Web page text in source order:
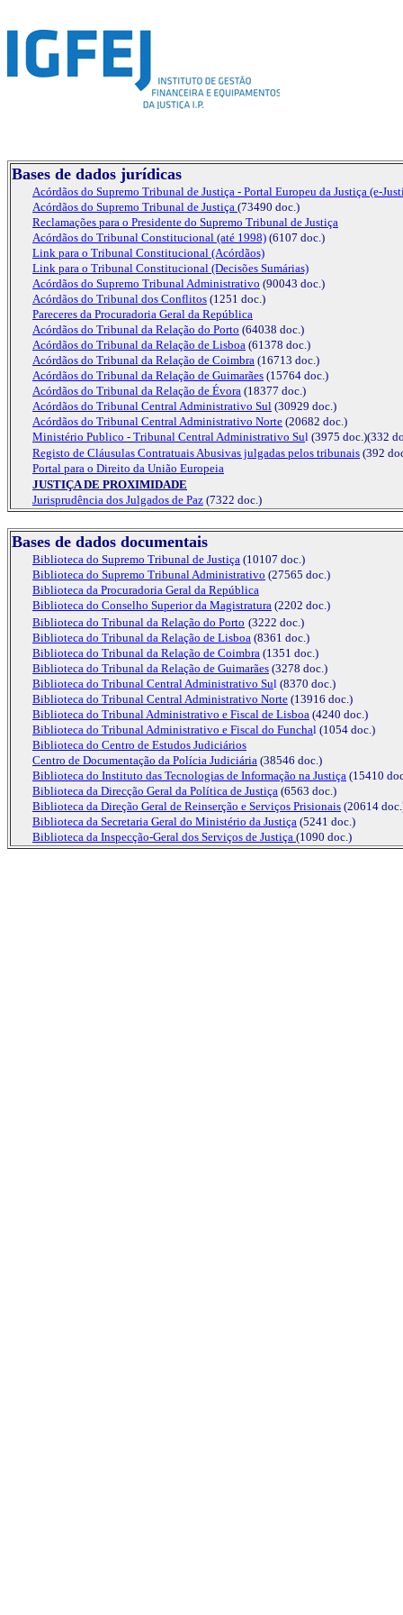
Bases de dados jurídicas
Acórdãos do Supremo Tribunal de Justiça - Portal Europeu da Justiça (e-
Acórdãos do Supremo Tribunal de Justiça (73490 doc.)
Reclamações para o Presidente do Supremo Tribunal de Justiça
Acórdãos do Tribunal Constitucional (até 1998) (6107 doc.)
Link para o Tribunal Constitucional (Acórdãos)
Link para o Tribunal Constitucional (Decisões Sumárias)
Acórdãos do Supremo Tribunal Administrativo (90043 doc.)
Acórdãos do Tribunal dos Conflitos (1251 doc.)
Pareceres da Procuradoria Geral da República
Acórdãos do Tribunal da Relação do Porto (64038 doc.)
Acórdãos do Tribunal da Relação de Lisboa (61378 doc.)
Acórdãos do Tribunal da Relação de Coimbra (16713 doc.)
Acórdãos do Tribunal da Relação de Guimarães (15764 doc.)
Acórdãos do Tribunal da Relação de Évora (18377 doc.)
Acórdãos do Tribunal Central Administrativo Sul (30929 doc.)
Acórdãos do Tribunal Central Administrativo Norte (20682 doc.)
Ministério Publico - Tribunal Central Administrativo Sul (3975 doc.)(332
Registo de Cláusulas Contratuais Abusivas julgadas pelos tribunais (392
Portal para o Direito da União Europeia
JUSTIÇA DE PROXIMIDADE
Jurisprudência dos Julgados de Paz (7322 doc.)
Bases de dados documentais
Biblioteca do Supremo Tribunal de Justiça (10107 doc.)
Biblioteca do Supremo Tribunal Administrativo (27565 doc.)
Biblioteca da Procuradoria Geral da República
Biblioteca do Conselho Superior da Magistratura (2202 doc.)
Biblioteca do Tribunal da Relação do Porto (3222 doc.)
Biblioteca do Tribunal da Relação de Lisboa (8361 doc.)
Biblioteca do Tribunal da Relação de Coimbra (1351 doc.)
Biblioteca do Tribunal da Relação de Guimarães (3278 doc.)
Biblioteca do Tribunal Central Administrativo Sul (8370 doc.)
Biblioteca do Tribunal Central Administrativo Norte (13916 doc.)
Biblioteca do Tribunal Administrativo e Fiscal de Lisboa (4240 doc.)
Biblioteca do Tribunal Administrativo e Fiscal do Funchal (1054 doc.)
Biblioteca do Centro de Estudos Judiciários
Centro de Documentação da Polícia Judiciária (38546 doc.)
Biblioteca do Instituto das Tecnologias de Informação na Justiça (15410
Biblioteca da Direcção Geral da Política de Justiça (6563 doc.)
Biblioteca da Direção Geral de Reinserção e Serviços Prisionais (20614
Biblioteca da Secretaria Geral do Ministério da Justiça (5241 doc.)
Biblioteca da Inspecção-Geral dos Serviços de Justiça (1090 doc.)